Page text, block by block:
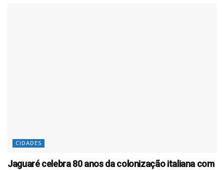
CIDADES
Jaguaré celebra 80 anos da colonização italiana com